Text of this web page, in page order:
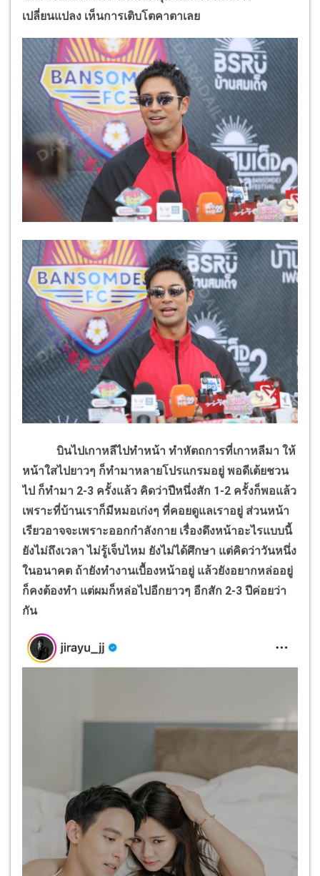
เปลี่ยนแปลง เห็นการเติบโตคาตาเลย
บินไปเกาหลีไปทำหน้า ทำหัตถการที่เกาหลีมา ให้
หน้าใสไปยาวๆ ก็ทำมาหลายโปรแกรมอยู่ พอดีเต้ยชวน
ไป ก็ทำมา 2-3 ครั้งแล้ว คิดว่าปีหนึ่งสัก 1-2 ครั้งก็พอแล้ว
เพราะที่บ้านเราก็มีหมอเก่งๆ ที่คอยดูแลเราอยู่ ส่วนหน้า
เรียวอาจจะเพราะออกกำลังกาย เรื่องดึงหน้าอะไรแบบนี้
ยังไม่ถึงเวลา ไม่รู้เจ็บไหม ยังไม่ได้ศึกษา แต่คิดว่าวันหนึ่ง
ในอนาคต ถ้ายังทำงานเบื้องหน้าอยู่ แล้วยังอยากหล่ออยู่
ก็คงต้องทำ แต่ผมก็หล่อไปอีกยาวๆ อีกสัก 2-3 ปีค่อยว่า
กัน